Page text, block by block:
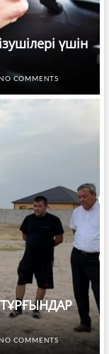
үшін
COMMENTS
COMMENTS